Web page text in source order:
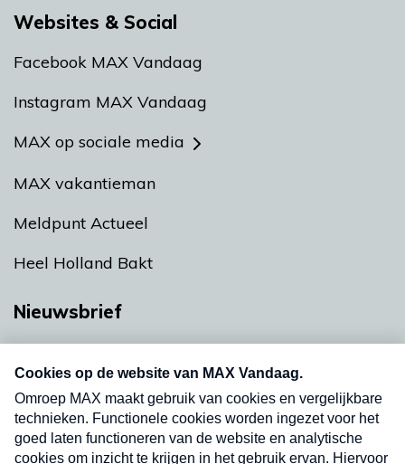
Websites & Social
Facebook MAX Vandaag
Instagram MAX Vandaag
MAX op sociale media
MAX vakantieman
Meldpunt Actueel
Heel Holland Bakt
Nieuwsbrief
Neem hier een gratis abonnement op onze
nieuwsbrief. Elke vrijdag- en dinsdagochtend in
uw mailbox.
Verzend